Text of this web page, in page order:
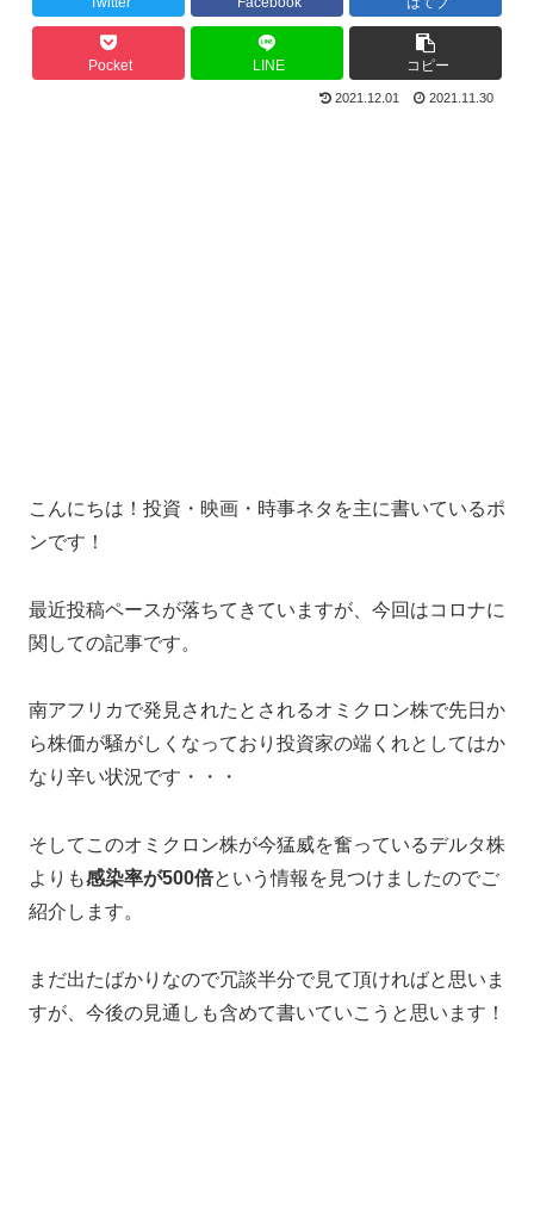
Pocket LINE コピー
2021.12.01 2021.11.30
こんにちは！投資・映画・時事ネタを主に書いているポ
ンです！
最近投稿ペースが落ちてきていますが、今回はコロナに
関しての記事です。
南アフリカで発見されたとされるオミクロン株で先日か
ら株価が騒がしくなっており投資家の端くれとしてはか
なり辛い状況です・・・
そしてこのオミクロン株が今猛威を奮っているデルタ株
よりも感染率が500倍という情報を見つけましたのでご
紹介します。
まだ出たばかりなので冗談半分で見て頂ければと思いま
すが、今後の見通しも含めて書いていこうと思います！